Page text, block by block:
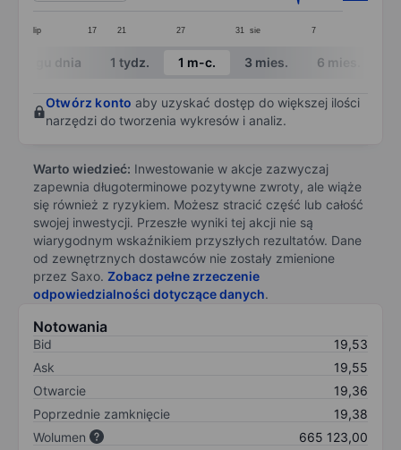
lip 17 21 27 31 sie 7
End of interactive chart.
W ciągu dnia 1 tydz. 1 m-c. 3 mies. 6 mies.
Otwórz konto aby uzyskać dostęp do większej ilości
narzędzi do tworzenia wykresów i analiz.
Warto wiedzieć: Inwestowanie w akcje zazwyczaj
zapewnia długoterminowe pozytywne zwroty, ale wiąże
się również z ryzykiem. Możesz stracić część lub całość
swojej inwestycji. Przeszłe wyniki tej akcji nie są
wiarygodnym wskaźnikiem przyszłych rezultatów. Dane
od zewnętrznych dostawców nie zostały zmienione
przez Saxo. Zobacz pełne zrzeczenie
odpowiedzialności dotyczące danych.
Notowania
Bid
19,53
Ask
19,55
Otwarcie
19,36
Poprzednie zamknięcie
19,38
Wolumen
665 123,00